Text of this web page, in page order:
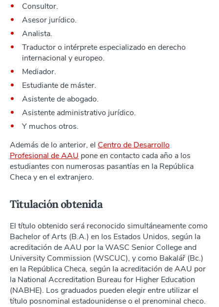
Consultor.
Asesor jurídico.
Analista.
Traductor o intérprete especializado en derecho
internacional y europeo.
Mediador.
Estudiante de máster.
Asistente de abogado.
Asistente administrativo jurídico.
Y muchos otros.
Además de lo anterior, el Centro de Desarrollo
Profesional de AAU pone en contacto cada año a los
estudiantes con numerosas pasantías en la República
Checa y en el extranjero.
Titulación obtenida
El título obtenido será reconocido simultáneamente como
Bachelor of Arts (B.A.) en los Estados Unidos, según la
acreditación de AAU por la WASC Senior College and
University Commission (WSCUC), y como Bakalář (Bc.)
en la República Checa, según la acreditación de AAU por
la National Accreditation Bureau for Higher Education
(NABHE). Los graduados pueden elegir entre utilizar el
título posnominal estadounidense o el prenominal checo.